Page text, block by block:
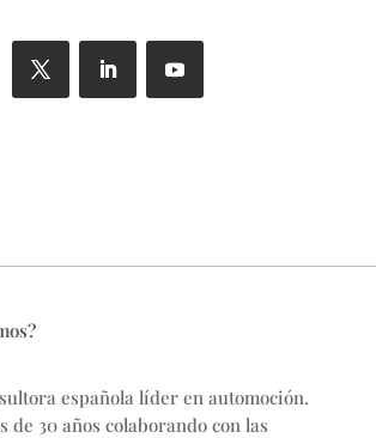
española líder en automoción.
de 30 años colaborando con las